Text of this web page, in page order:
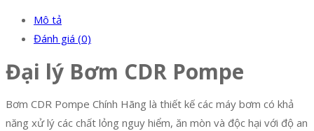
Mô tả
Đánh giá (0)
Đại lý Bơm CDR Pompe
Bơm CDR Pompe Chính Hãng là thiết kế các máy bơm có khả
năng xử lý các chất lỏng nguy hiểm, ăn mòn và độc hại với độ an